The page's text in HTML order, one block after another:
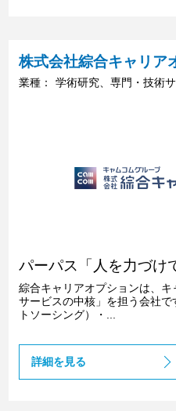
株式会社綜合キャリア
業種： 学術研究、専門・技術
パーパス「人を力づけ
綜合キャリアオプションは、
サービスの中核」を担う会社
トソーシング）・...
詳細を見る